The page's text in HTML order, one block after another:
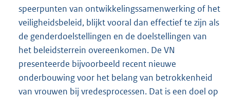
speerpunten van ontwikkelingssamenwerking of het
veiligheidsbeleid, blijkt vooral dan effectief te zijn als
de genderdoelstellingen en de doelstellingen van
het beleidsterrein overeenkomen. De VN
presenteerde bijvoorbeeld recent nieuwe
onderbouwing voor het belang van betrokkenheid
van vrouwen bij vredesprocessen. Dat is een doel op